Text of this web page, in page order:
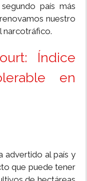
país más
nuestro
narcotráfico.
Índice
en
advertido al país y
que puede tener